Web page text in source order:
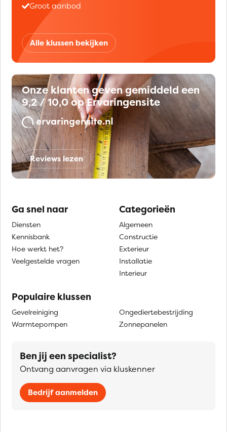
Groot aanbod
Alle klussen bekijken
Onze klanten geven gemiddeld een
9,2 / 10,0 op Ervaringensite
Reviews lezen
Ga snel naar
Diensten
Kennisbank
Hoe werkt het?
Veelgestelde vragen
Categorieën
Algemeen
Constructie
Exterieur
Installatie
Interieur
Populaire klussen
Gevelreiniging
Warmtepompen
Ongediertebestrijding
Zonnepanelen
Ben jij een specialist?
Ontvang aanvragen via kluskenner
Bedrijf aanmelden